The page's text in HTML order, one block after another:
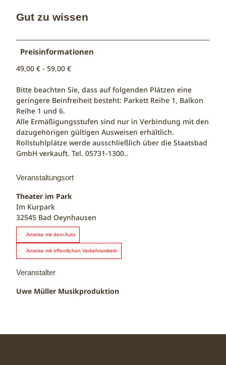
Gut zu wissen
Preisinformationen
49,00 € - 59,00 €
Bitte beachten Sie, dass auf folgenden Plätzen eine
geringere Beinfreiheit besteht: Parkett Reihe 1, Balkon
Reihe 1 und 6.
Alle Ermäßigungsstufen sind nur in Verbindung mit den
dazugehörigen gültigen Ausweisen erhältlich.
Rollstuhlplätze werde ausschließlich über die Staatsbad
GmbH verkauft. Tel. 05731-1300..
Veranstaltungsort
Theater im Park
Im Kurpark
32545 Bad Oeynhausen
Anreise mit dem Auto
Anreise mit öffentlichen Verkehrsmitteln
Veranstalter
Uwe Müller Musikproduktion